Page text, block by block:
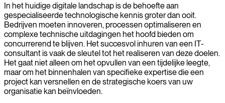
Wij koppelen hoogopgeleide IT-consultants aan bedrijven in
Birmingham, waarbij we oplossingen op maat maken die aansluiten
bij uw specifieke behoeften en strategische doelstellingen.
In het huidige digitale landschap is de behoefte aan
gespecialiseerde technologische kennis groter dan ooit.
Bedrijven moeten innoveren, processen optimaliseren en
complexe technische uitdagingen het hoofd bieden om
concurrerend te blijven. Het succesvol inhuren van een IT-
consultant is vaak de sleutel tot het realiseren van deze doelen.
Het gaat niet alleen om het opvullen van een tijdelijke leegte,
maar om het binnenhalen van specifieke expertise die een
project kan versnellen en de strategische koers van uw
organisatie kan beïnvloeden.